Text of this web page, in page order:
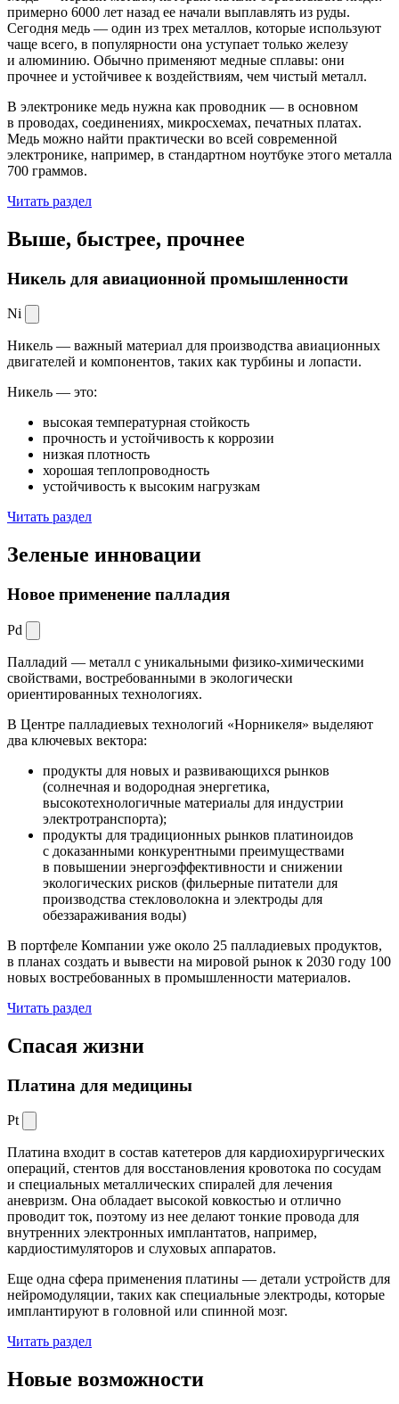
примерно 6000 лет назад ее начали выплавлять из руды.
Сегодня медь — один из трех металлов, которые используют
чаще всего, в популярности она уступает только железу
и алюминию. Обычно применяют медные сплавы: они
прочнее и устойчивее к воздействиям, чем чистый металл.
В электронике медь нужна как проводник — в основном
в проводах, соединениях, микросхемах, печатных платах.
Медь можно найти практически во всей современной
электронике, например, в стандартном ноутбуке этого металла
700 граммов.
Читать раздел
Выше, быстрее, прочнее
Никель для авиационной промышленности
Ni
Никель — важный материал для производства авиационных
двигателей и компонентов, таких как турбины и лопасти.
Никель — это:
высокая температурная стойкость
прочность и устойчивость к коррозии
низкая плотность
хорошая теплопроводность
устойчивость к высоким нагрузкам
Читать раздел
Зеленые инновации
Новое применение палладия
Pd
Палладий — металл с уникальными физико-химическими
свойствами, востребованными в экологически
ориентированных технологиях.
В Центре палладиевых технологий «Норникеля» выделяют
два ключевых вектора:
продукты для новых и развивающихся рынков
(солнечная и водородная энергетика,
высокотехнологичные материалы для индустрии
электротранспорта);
продукты для традиционных рынков платиноидов
с доказанными конкурентными преимуществами
в повышении энергоэффективности и снижении
экологических рисков (фильерные питатели для
производства стекловолокна и электроды для
обеззараживания воды)
В портфеле Компании уже около 25 палладиевых продуктов,
в планах создать и вывести на мировой рынок к 2030 году 100
новых востребованных в промышленности материалов.
Читать раздел
Спасая жизни
Платина для медицины
Pt
Платина входит в состав катетеров для кардиохирургических
операций, стентов для восстановления кровотока по сосудам
и специальных металлических спиралей для лечения
аневризм. Она обладает высокой ковкостью и отлично
проводит ток, поэтому из нее делают тонкие провода для
внутренних электронных имплантатов, например,
кардиостимуляторов и слуховых аппаратов.
Еще одна сфера применения платины — детали устройств для
нейромодуляции, таких как специальные электроды, которые
имплантируют в головной или спинной мозг.
Читать раздел
Новые возможности